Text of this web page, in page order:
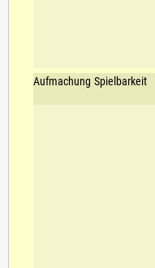
Aufmachung Spielbarkeit